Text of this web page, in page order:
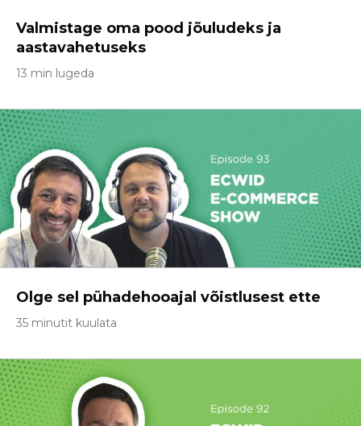
Valmistage oma pood jõuludeks ja
aastavahetuseks
13 min lugeda
Olge sel pühadehooajal võistlusest ette
35 minutit kuulata